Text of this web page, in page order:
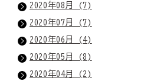
2020年08月 (7)
2020年07月 (7)
2020年06月 (4)
2020年05月 (8)
2020年04月 (2)